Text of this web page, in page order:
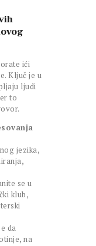
ići
Ključ je u
ljudi
to
jezika,
se u
klub,
da
na